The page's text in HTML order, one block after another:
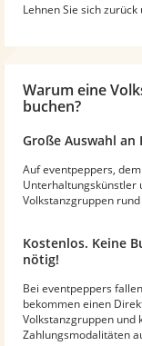
Lehnen Sie sich
Warum eine
buchen?
Große Auswahl an
Auf eventpeppers,
Unterhaltungskünstler
Volkstanzgruppen
Kostenlos. Keine
nötig!
Bei eventpeppers
bekommen einen
Volkstanzgruppen und
Zahlungsmodalitäten